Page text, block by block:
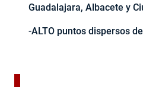
Guadalajara, Albacete y
-ALTO puntos dispersos